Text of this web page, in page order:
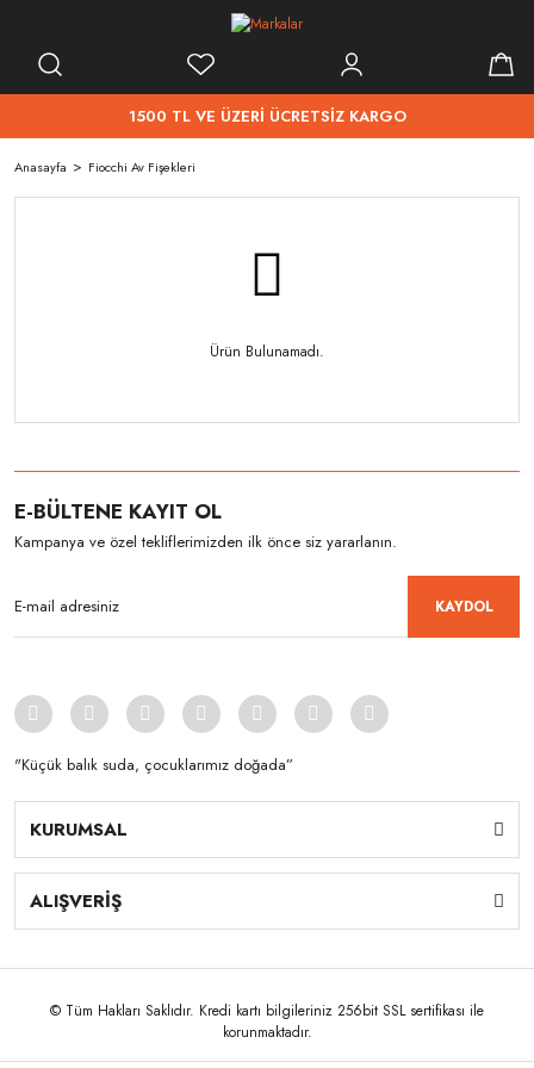
1500 TL VE ÜZERİ ÜCRETSİZ KARGO
Anasayfa Fiocchi Av Fişekleri
Ürün Bulunamadı.
E-BÜLTENE KAYIT OL
Kampanya ve özel tekliflerimizden ilk önce siz yararlanın.
KAYDOL
"Küçük balık suda, çocuklarımız doğada”
KURUMSAL
ALIŞVERİŞ
© Tüm Hakları Saklıdır. Kredi kartı bilgileriniz 256bit SSL sertifikası ile
korunmaktadır.